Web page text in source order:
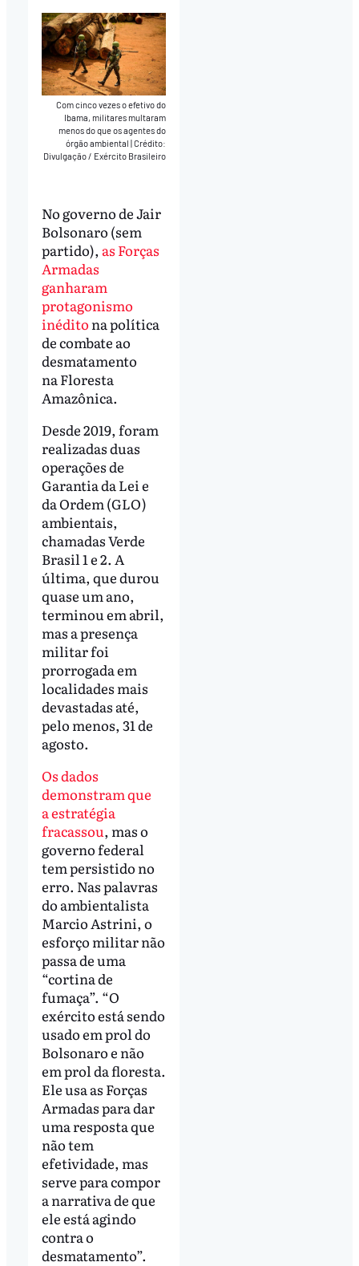
Com cinco vezes o efetivo do
Ibama, militares multaram
menos do que os agentes do
órgão ambiental Crédito:
Divulgação / Exército Brasileiro
No governo de Jair
Bolsonaro (sem
partido), as Forças
Armadas
ganharam
protagonismo
inédito na política
de combate ao
desmatamento
na Floresta
Amazônica.
Desde 2019, foram
realizadas duas
operações de
Garantia da Lei e
da Ordem (GLO)
ambientais,
chamadas Verde
Brasil 1 e 2. A
última, que durou
quase um ano,
terminou em abril,
mas a presença
militar foi
prorrogada em
localidades mais
devastadas até,
pelo menos, 31 de
agosto.
Os dados
demonstram que
a estratégia
fracassou, mas o
governo federal
tem persistido no
erro. Nas palavras
do ambientalista
Marcio Astrini, o
esforço militar não
passa de uma
“cortina de
fumaça”. “O
exército está sendo
usado em prol do
Bolsonaro e não
em prol da floresta.
Ele usa as Forças
Armadas para dar
uma resposta que
não tem
efetividade, mas
serve para compor
a narrativa de que
ele está agindo
contra o
desmatamento”.